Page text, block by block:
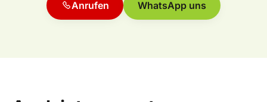
Anrufen WhatsApp uns